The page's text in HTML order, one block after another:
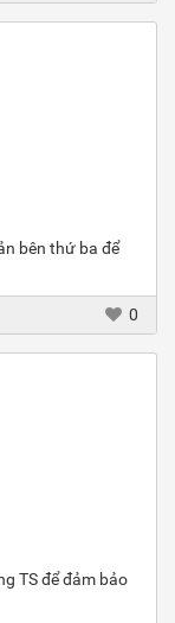
bên thứ ba để
0
TS để đảm bảo